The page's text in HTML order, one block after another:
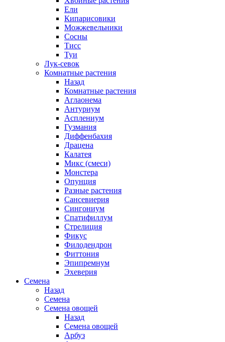
Ели
Кипарисовики
Можжевельники
Сосны
Тисс
Туи
Лук-севок
Комнатные растения
Назад
Комнатные растения
Аглаонема
Антуриум
Асплениум
Гузмания
Диффенбахия
Драцена
Калатея
Микс (смеси)
Монстера
Опунция
Разные растения
Сансевиерия
Сингониум
Спатифиллум
Стрелиция
Фикус
Филодендрон
Фиттония
Эпипремнум
Эхеверия
Семена
Назад
Семена
Семена овощей
Назад
Семена овощей
Арбуз